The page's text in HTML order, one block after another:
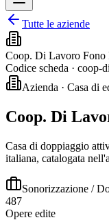
Tutte le aziende
Coop. Di Lavoro Fono
Codice scheda · coop-
Azienda · Casa di
Coop. Di
Casa di doppiaggio
italiana, catalogata
Sonorizzazione /
487
Opere edite